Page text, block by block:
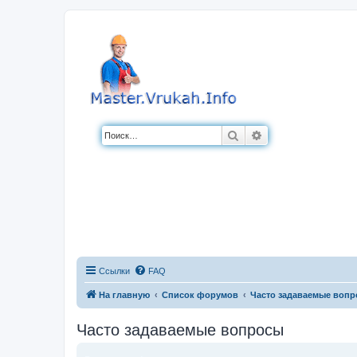
Поиск
Ссылки FAQ
На главную Список форумов Часто задаваемые
Часто задаваемые вопросы